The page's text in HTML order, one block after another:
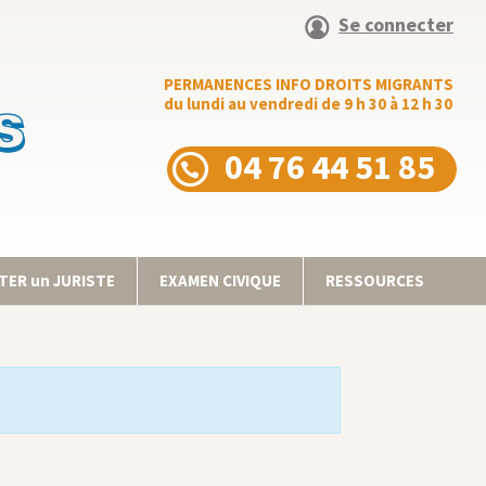
Se connecter
PERMANENCES INFO DROITS MIGRANTS
du lundi au vendredi de 9 h 30 à 12 h 30
04 76 44 51 85
un JURISTE EXAMEN CIVIQUE RESSOURCES